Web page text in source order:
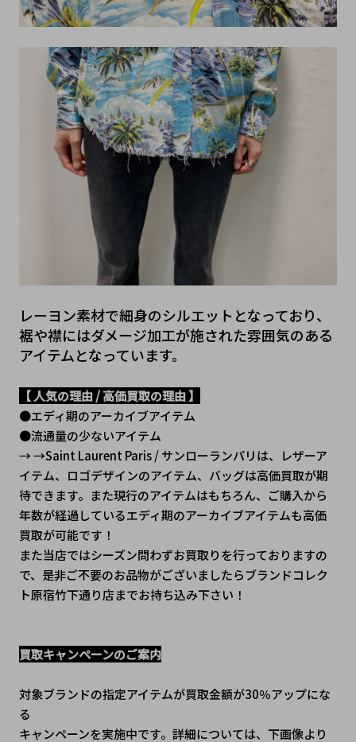
レーヨン素材で細身のシルエットとなっており、
裾や襟にはダメージ加工が施された雰囲気のある
アイテムとなっています。
【 人気の理由 / 高価買取の理由 】
●エディ期のアーカイブアイテム
●流通量の少ないアイテム
→ →Saint Laurent Paris / サンローランパリは、レザーア
イテム、ロゴデザインのアイテム、バッグは高価買取が期
待できます。また現行のアイテムはもちろん、ご購入から
年数が経過しているエディ期のアーカイブアイテムも高価
買取が可能です！
また当店ではシーズン問わずお買取りを行っておりますの
で、是非ご不要のお品物がございましたらブランドコレク
ト原宿竹下通り店までお持ち込み下さい！
買取キャンペーンのご案内
対象ブランドの指定アイテムが買取金額が30％アップにな
る
キャンペーンを実施中です。詳細については、下画像より